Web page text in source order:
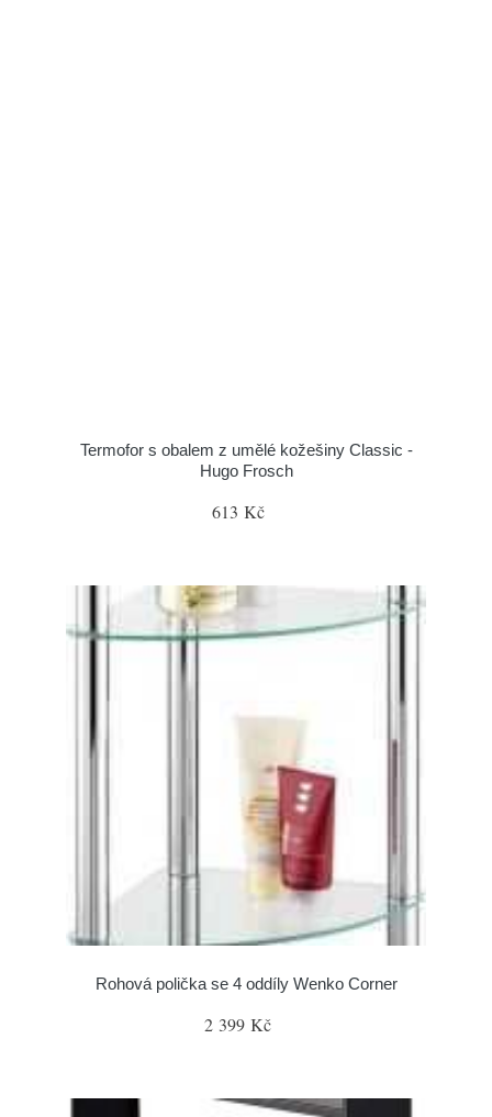
Termofor s obalem z umělé kožešiny Classic -
Hugo Frosch
613 Kč
Rohová polička se 4 oddíly Wenko Corner
2 399 Kč